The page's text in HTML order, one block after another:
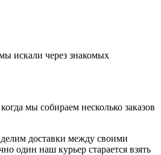
искали через знакомых
мы собираем несколько заказов
доставки между своими
один наш курьер старается взять